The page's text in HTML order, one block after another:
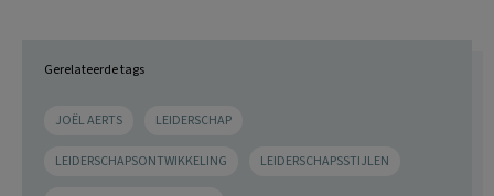
Gerelateerde tags
JOËL AERTS LEIDERSCHAP
LEIDERSCHAPSONTWIKKELING LEIDERSCHAPSSTIJLEN